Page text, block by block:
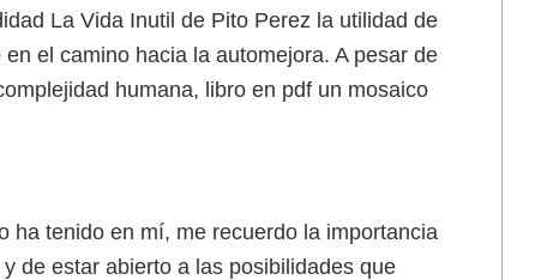
La Vida Inutil de Pito Perez la utilidad de
el camino hacia la automejora. A pesar de
humana, libro en pdf un mosaico
ha tenido en mí, me recuerdo la importancia
de estar abierto a las posibilidades que